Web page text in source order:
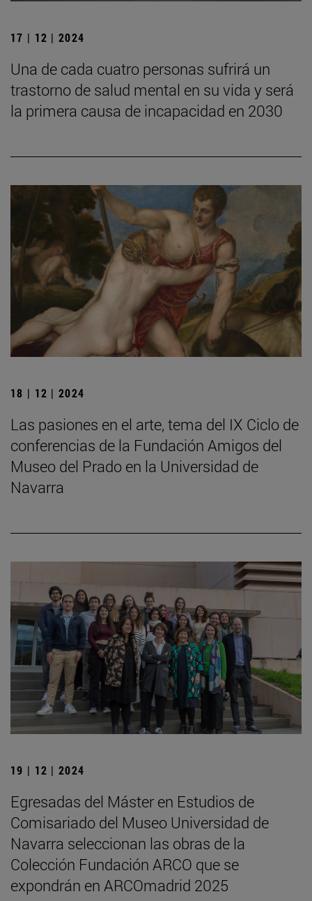
17 | 12 | 2024
Una de cada cuatro personas sufrirá un
trastorno de salud mental en su vida y será
la primera causa de incapacidad en 2030
18 | 12 | 2024
Las pasiones en el arte, tema del IX Ciclo de
conferencias de la Fundación Amigos del
Museo del Prado en la Universidad de
Navarra
19 | 12 | 2024
Egresadas del Máster en Estudios de
Comisariado del Museo Universidad de
Navarra seleccionan las obras de la
Colección Fundación ARCO que se
expondrán en ARCOmadrid 2025